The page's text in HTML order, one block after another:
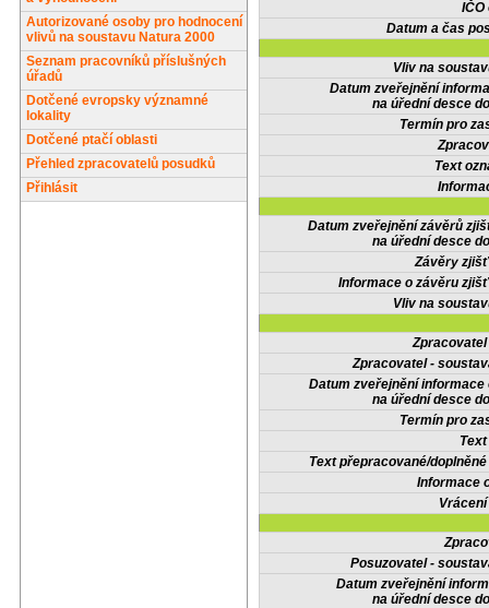
Autorizované osoby pro hodnocení
vlivů na soustavu Natura 2000
Seznam pracovníků příslušných
úřadů
Dotčené evropsky významné
lokality
Dotčené ptačí oblasti
Přehled zpracovatelů posudků
Přihlásit
IČO
Datum a čas
Vliv na
Datum zveřejnění
na úřední desce
Termín pro
Text
Datum zveřejnění závěrů
na úřední desce
Závěry
Informace o závěru
Vliv na
Zpracovatel -
Datum zveřejnění informace
na úřední desce
Termín pro
Text přepracované/
Informace
Posuzovatel -
Datum zveřejnění
na úřední desce